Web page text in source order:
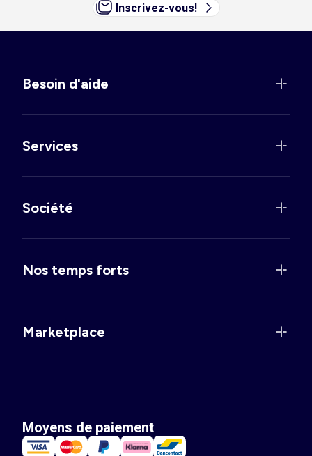
Inscrivez-vous!
Besoin d'aide
Services
Société
Nos temps forts
Marketplace
Moyens de paiement